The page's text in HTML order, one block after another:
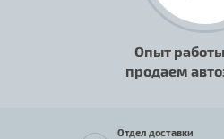
Опыт работы
продаем
Отдел доставки